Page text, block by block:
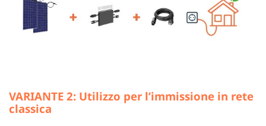
VARIANTE 2: Utilizzo per l’immissione in rete
classica